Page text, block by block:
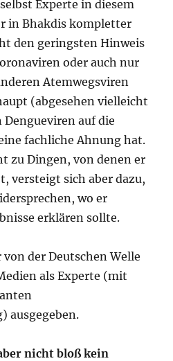
Experte in diesem
in Bhakdis kompletter
den geringsten Hinweis
oder auch nur
Atemwegsviren
(abgesehen vielleicht
auf die
fachliche Ahnung hat.
zu Dingen, von denen er
versteigt sich aber dazu,
wo er
erklären sollte.
der Deutschen Welle
als Experte (mit
ausgegeben.
nicht bloß kein